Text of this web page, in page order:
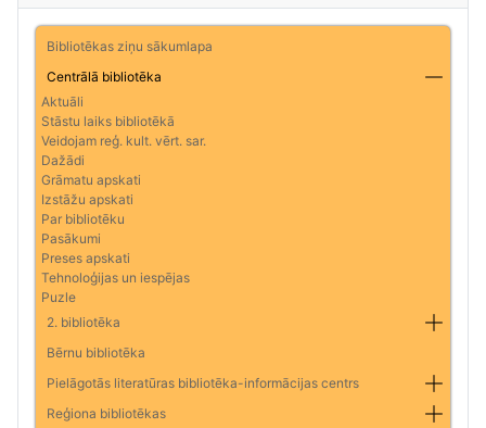
Bibliotēkas ziņu sākumlapa
Centrālā bibliotēka
Aktuāli
Stāstu laiks bibliotēkā
Veidojam reģ. kult. vērt. sar.
Dažādi
Grāmatu apskati
Izstāžu apskati
Par bibliotēku
Pasākumi
Preses apskati
Tehnoloģijas un iespējas
Puzle
2. bibliotēka
Bērnu bibliotēka
Pielāgotās literatūras bibliotēka-informācijas centrs
Reģiona bibliotēkas